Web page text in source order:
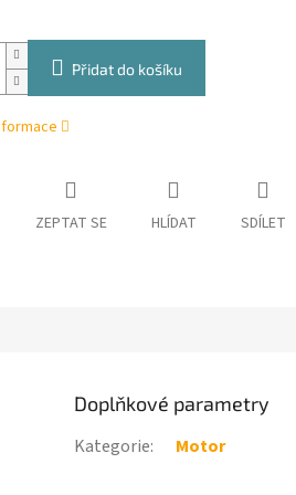
Přidat do košíku
ZEPTAT SE HLÍDAT SDÍLET
Doplňkové parametry
Kategorie: Motor